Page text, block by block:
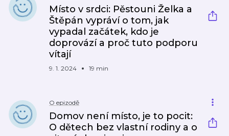
Místo v srdci: Pěstouni Želka a
Štěpán vypráví o tom, jak
vypadal začátek, kdo je
doprovází a proč tuto podporu
vítají
9. 1. 2024 19 min
O epizodě
Domov není místo, je to pocit:
O dětech bez vlastní rodiny a o